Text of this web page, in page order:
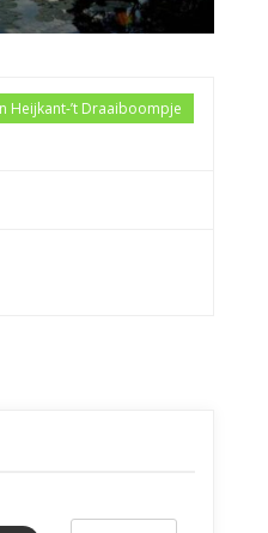
Heijkant-’t Draaiboompje